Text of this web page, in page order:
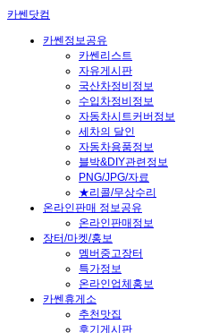
카쎈닷컴
카쎈정보공유
카쎈리스트
자유게시판
국산차정비정보
수입차정비정보
자동차시트커버정보
세차의 달인
자동차용품정보
블박&DIY관련정보
PNG/JPG/자료
★리콜/무상수리
온라인판매 정보공유
온라인판매정보
장터/마켓/홍보
멤버중고장터
특가정보
온라인업체홍보
카쎈휴게소
추천맛집
후기게시판